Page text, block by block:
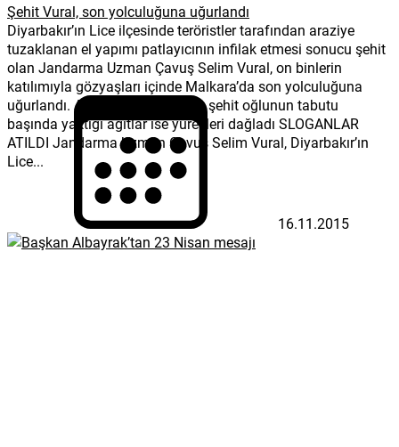
Şehit Vural, son yolculuğuna uğurlandı
Diyarbakır’ın Lice ilçesinde teröristler tarafından araziye
tuzaklanan el yapımı patlayıcının infilak etmesi sonucu şehit
olan Jandarma Uzman Çavuş Selim Vural, on binlerin
katılımıyla gözyaşları içinde Malkara’da son yolculuğuna
uğurlandı. Anne Rukiye Vural’ın, şehit oğlunun tabutu
başında yaktığı ağıtlar ise yürekleri dağladı SLOGANLAR
ATILDI Jandarma Uzman Çavuş Selim Vural, Diyarbakır’ın
Lice...
16.11.2015